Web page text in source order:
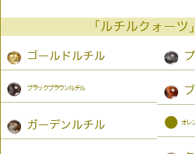
「ルチルクォーツ
ゴールドルチル
ブラックブラウンルチル
ガーデンルチル ● オレ